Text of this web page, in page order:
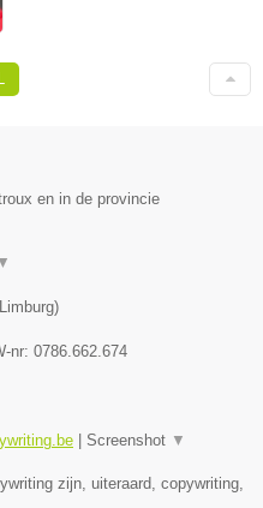
en in de provincie
▼
Limburg)
nr: 0786.662.674
Screenshot ▼
zijn, uiteraard, copywriting,